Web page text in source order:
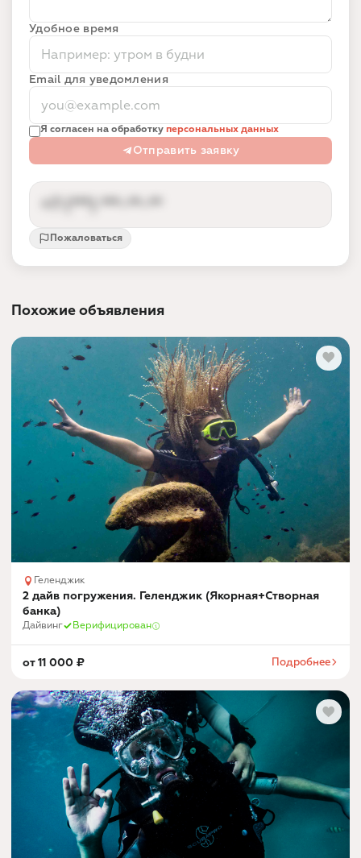
Удобное время
Email для уведомления
Я согласен на обработку персональных данных
Отправить заявку
+7 (***) ***-**-**
людей, а не спам.
Пожаловаться
Похожие объявления
Геленджик
2 дайв погружения. Геленджик (Якорная+Створная
банка)
Дайвинг Верифицирован
от11 000 ₽ Подробнее